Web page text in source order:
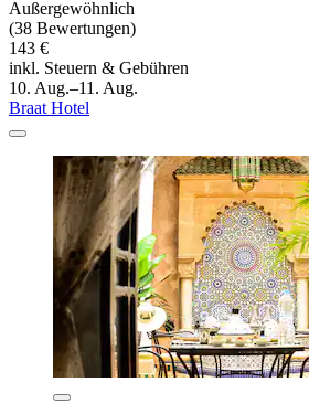
Außergewöhnlich
(38 Bewertungen)
143 €
inkl. Steuern & Gebühren
10. Aug.–11. Aug.
Braat Hotel